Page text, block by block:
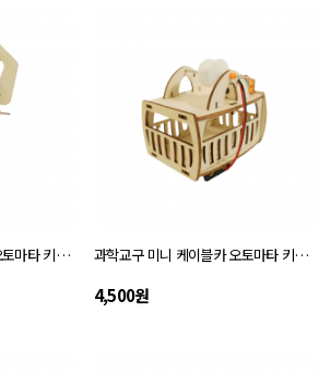
과학교구 줄 타는 원숭이 오토마타 키트 자체설명서 과학교구 미니 케이블카 오토마타 키트 자체설명서
4,500원